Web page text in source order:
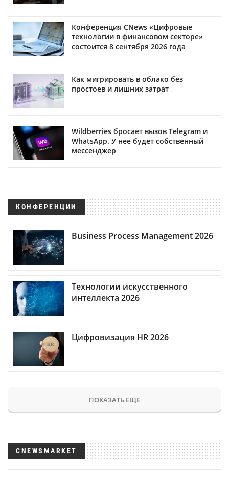
Конференция CNews «Цифровые
технологии в финансовом секторе»
состоится 8 сентября 2026 года
Как мигрировать в облако без
простоев и лишних затрат
Wildberries бросает вызов Telegram и
WhatsApp. У нее будет собственный
мессенджер
КОНФЕРЕНЦИИ
Business Process Management 2026
Технологии искусственного
интеллекта 2026
Цифровизация HR 2026
ПОКАЗАТЬ ЕЩЕ
CNEWSMARKET